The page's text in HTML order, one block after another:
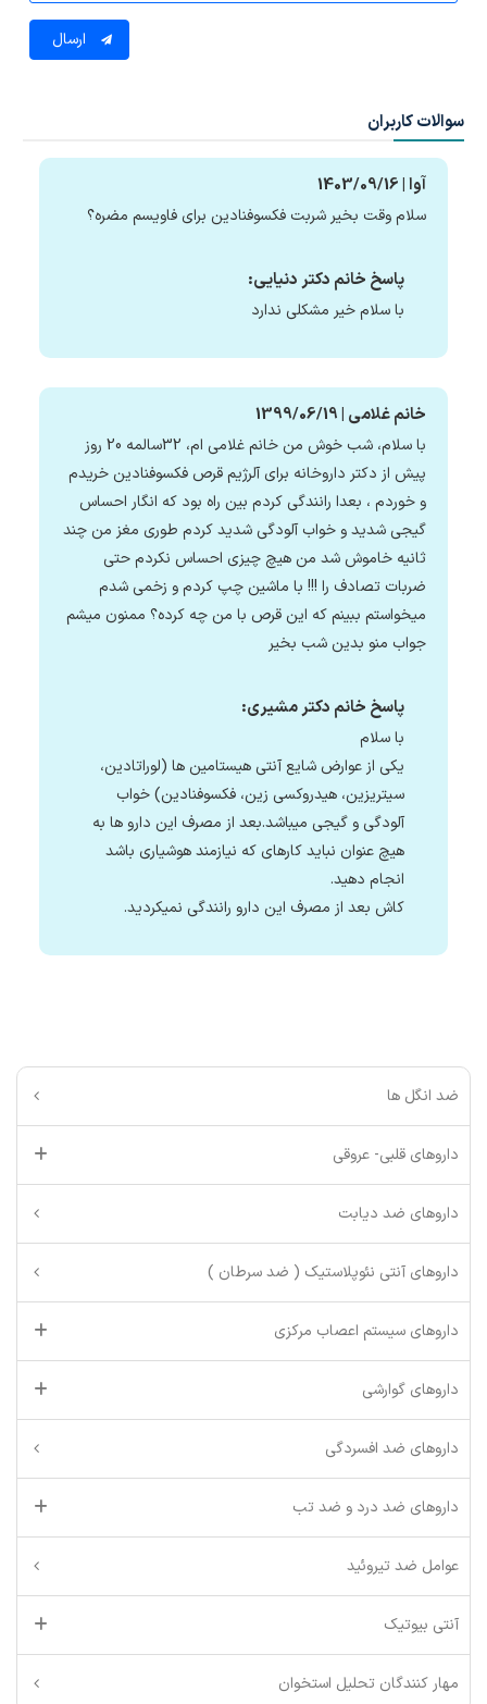
ارسال
سوالات کاربران
آوا | 1403/09/16
سلام وقت بخیر شربت فکسوفنادین برای فاویسم مضره؟
پاسخ خانم دکتر دنیایی:
با سلام خیر مشکلی ندارد
خانم غلامی | 1399/06/19
با سلام، شب خوش من خانم غلامی ام، 32سالمه 20 روز
پیش از دکتر داروخانه برای آلرژیم قرص فکسوفنادین خریدم
و خوردم ، بعدا رانندگی کردم بین راه بود که انگار احساس
گیجی شدید و خواب آلودگی شدید کردم طوری مغز من چند
ثانیه خاموش شد من هیچ چیزی احساس نکردم حتی
ضربات تصادف را !!! با ماشین چپ کردم و زخمی شدم
میخواستم ببینم که این قرص با من چه کرده؟ ممنون میشم
جواب منو بدین شب بخیر
پاسخ خانم دکتر مشیری:
با سلام
یکی از عوارض شایع آنتی هیستامین ها (لوراتادین،
سیتریزین، هیدروکسی زین، فکسوفنادین) خواب
آلودگی و گیجی میباشد.بعد از مصرف این دارو ها به
هیچ عنوان نباید کارهای که نیازمند هوشیاری باشد
انجام دهید.
کاش بعد از مصرف این دارو رانندگی نمیکردید.
ضد انگل ها
داروهای قلبی- عروقی
داروهای ضد دیابت
داروهای آنتی نئوپلاستیک ( ضد سرطان )
داروهای سیستم اعصاب مرکزی
داروهای گوارشی
داروهای ضد افسردگی
داروهای ضد درد و ضد تب
عوامل ضد تیروئید
آنتی بیوتیک
مهار کنندگان تحلیل استخوان